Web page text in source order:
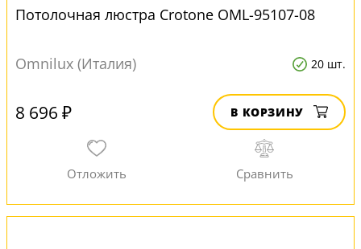
Потолочная люстра Crotone OML-95107-08
Omnilux (Италия) 20 шт.
8 696 ₽ В КОРЗИНУ